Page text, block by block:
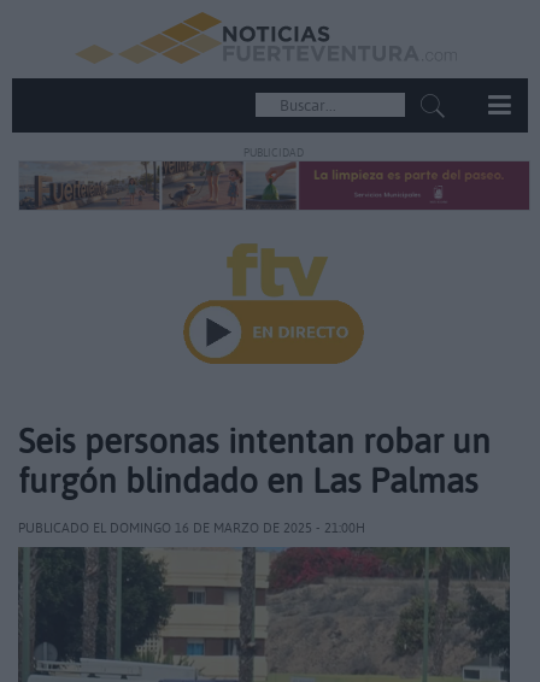
PUBLICIDAD
Seis personas intentan robar un
furgón blindado en Las Palmas
PUBLICADO EL DOMINGO 16 DE MARZO DE 2025 - 21:00H